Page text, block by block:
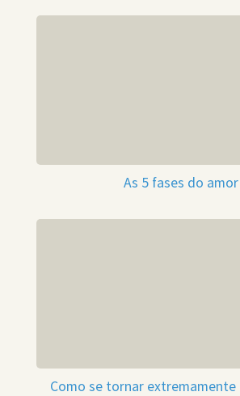
As 5 fases do amor
Como se tornar